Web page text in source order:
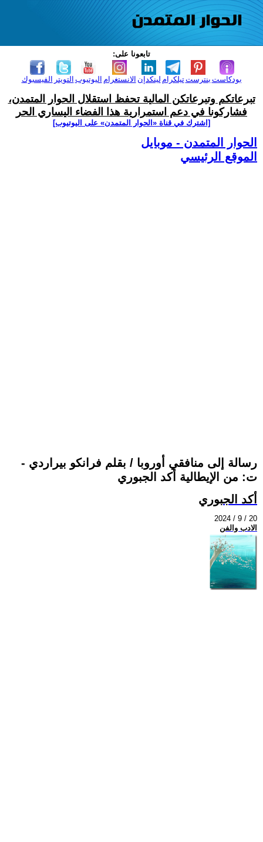
تابعونا على:
الفيسبوك التويتر اليوتيوب الانستغرام لينكدإن تيلكرامبنترست بودكاست
تبرعاتكم وتبرعاتكن المالية تحفظ استقلال الحوار المتمدن،
فشاركونا في دعم استمرارية هذا الفضاء اليساري الحر
[اشترك في قناة ‫«الحوار المتمدن» على اليوتيوب]
الحوار المتمدن - موبايل
الموقع الرئيسي
رسالة إلى منافقي أوروبا / بقلم فرانكو بيراردي -
ت: من الإيطالية أكد الجبوري
أكد الجبوري
2024 / 9 / 20
الادب والفن